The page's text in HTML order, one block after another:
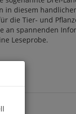
in diesem
die Tier- und
an spannenden
Leseprobe.